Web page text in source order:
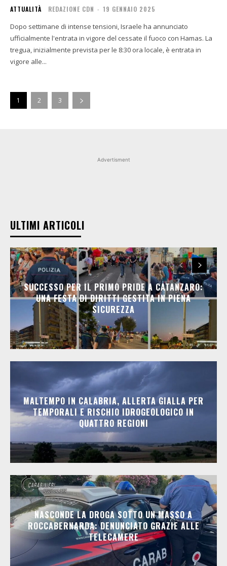
ATTUALITÀ REDAZIONE CDN - 19 GENNAIO 2025
Dopo settimane di intense tensioni, Israele ha annunciato
ufficialmente l'entrata in vigore del cessate il fuoco con Hamas. La
tregua, inizialmente prevista per le 8:30 ora locale, è entrata in
vigore alle...
1 2 3
Advertisment
ULTIMI ARTICOLI
SUCCESSO PER IL PRIMO PRIDE A CATANZARO:
UNA FESTA DI DIRITTI GESTITA IN PIENA
SICUREZZA
MALTEMPO IN CALABRIA, ALLERTA GIALLA PER
TEMPORALI E RISCHIO IDROGEOLOGICO IN
QUATTRO REGIONI
NASCONDE LA DROGA SOTTO UN MASSO A
ROCCABERNARDA: DENUNCIATO GRAZIE ALLE
TELECAMERE